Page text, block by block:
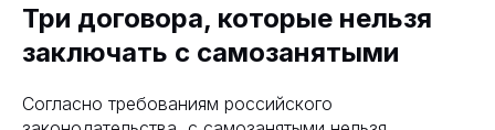
Три договора, которые нельзя
заключать с самозанятыми
Согласно требованиям российского